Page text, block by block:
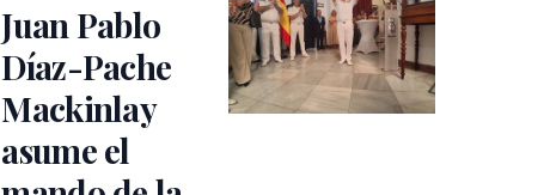
Juan Pablo
Díaz-Pache
Mackinlay
asume el